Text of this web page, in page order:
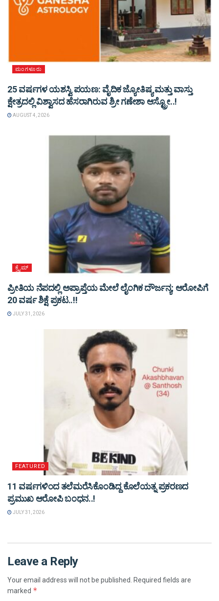
ಮಂಗಳೂರು
25 ವರ್ಷಗಳ ಯಶಸ್ವಿ ಪಯಣ: ವೈದಿಕ ಜ್ಯೋತಿಷ್ಯ ಮತ್ತು ವಾಸ್ತು
ಕ್ಷೇತ್ರದಲ್ಲಿ ವಿಶ್ವಾಸದ ಹೆಸರಾಗಿರುವ ಶ್ರೀ ಗಣೇಶಾ ಆಸ್ಟ್ರೋ..!
AUGUST 4, 2026
ಕ್ರೈಮ್
ಪ್ರೀತಿಯ ನೆಪದಲ್ಲಿ ಅಪ್ರಾಪ್ತೆಯ ಮೇಲೆ ಲೈಂಗಿಕ ದೌರ್ಜನ್ಯ; ಆರೋಪಿಗೆ
20 ವರ್ಷ ಶಿಕ್ಷೆ ಪ್ರಕಟ..!!
JULY 31, 2026
FEATURED
11 ವರ್ಷಗಳಿಂದ ತಲೆಮರೆಸಿಕೊಂಡಿದ್ದ ಕೊಲೆಯತ್ನ ಪ್ರಕರಣದ
ಪ್ರಮುಖ ಆರೋಪಿ ಬಂಧನ..!
JULY 31, 2026
Leave a Reply
Your email address will not be published. Required fields are
marked *